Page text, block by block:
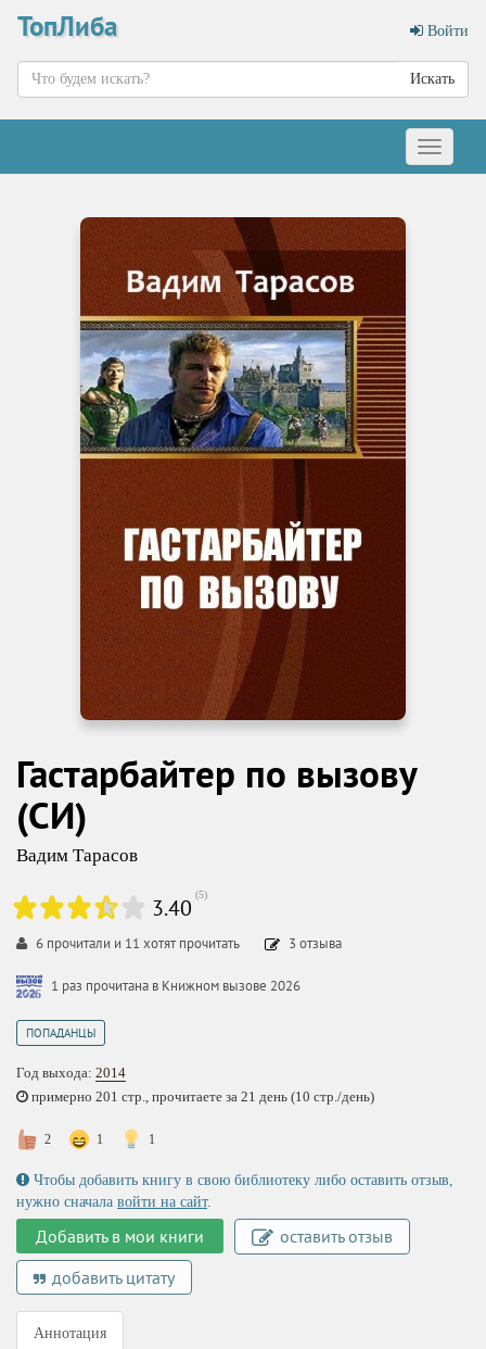
ТопЛиба Войти
Искать
Меню
Гастарбайтер по вызову
(СИ)
Вадим Тарасов
3.40 (5)
6 прочитали и 11 хотят прочитать 3 отзыва
1 раз прочитана в Книжном вызове 2026
ПОПАДАНЦЫ
Год выхода: 2014
примерно 201 стр., прочитаете за 21 день (10 стр./день)
2 1 1
Чтобы добавить книгу в свою библиотеку либо оставить отзыв,
нужно сначала войти на сайт.
Добавить в мои книги
оставить отзыв
добавить цитату
Аннотация